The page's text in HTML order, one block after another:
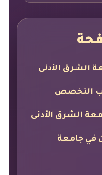
الشرق الأدنى
التخصص
الشرق الأدنى
في جامعة